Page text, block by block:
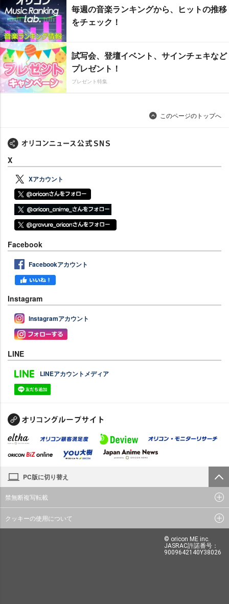
毎週の音楽ランキングから、ヒットの推移
をチェック！
試写会、登壇イベント、サインチェキなど
プレゼント！
プレゼント特集
このページのトップへ
X
Xアカウント
Facebook
Facebookアカウント
Instagram
Instagramアカウント
LINE
LINEアカウントメディア
PC版に切り替え
禁無断複写転載
クッキーの使用について
© oricon ME inc.
JASRAC許諾番号：
9009642140Y38026